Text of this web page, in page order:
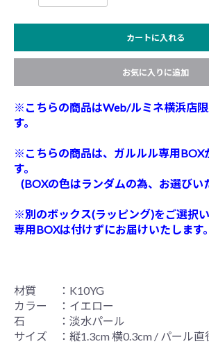
カートに入れる
お気に入りに追加
※こちらの商品はWeb/ルミネ横浜店
す。
※こちらの商品は、ガルルル専用BOX
す。
(BOXの色はランダムの為、お選びい
※別のボックス(ラッピング)をご選択い
専用BOXは付けずにお届けいたします。
材質 ：K10YG
カラー ：イエロー
石 ：淡水パール
サイズ ：縦1.3cm 横0.3cm / パール直